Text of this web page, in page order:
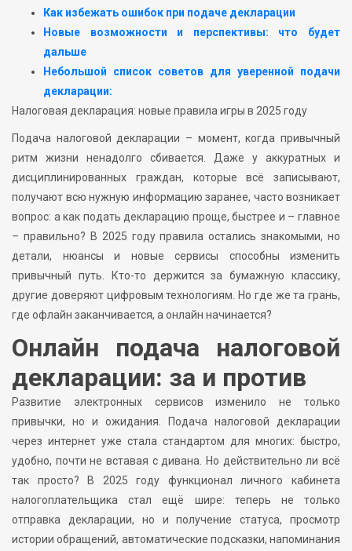
Как избежать ошибок при подаче декларации
Новые возможности и перспективы: что будет
дальше
Небольшой список советов для уверенной подачи
декларации:
Налоговая декларация: новые правила игры в 2025 году
Подача налоговой декларации – момент, когда привычный
ритм жизни ненадолго сбивается. Даже у аккуратных и
дисциплинированных граждан, которые всё записывают,
получают всю нужную информацию заранее, часто возникает
вопрос: а как подать декларацию проще, быстрее и – главное
– правильно? В 2025 году правила остались знакомыми, но
детали, нюансы и новые сервисы способны изменить
привычный путь. Кто-то держится за бумажную классику,
другие доверяют цифровым технологиям. Но где же та грань,
где офлайн заканчивается, а онлайн начинается?
Онлайн подача налоговой
декларации: за и против
Развитие электронных сервисов изменило не только
привычки, но и ожидания. Подача налоговой декларации
через интернет уже стала стандартом для многих: быстро,
удобно, почти не вставая с дивана. Но действительно ли всё
так просто? В 2025 году функционал личного кабинета
налогоплательщика стал ещё шире: теперь не только
отправка декларации, но и получение статуса, просмотр
истории обращений, автоматические подсказки, напоминания